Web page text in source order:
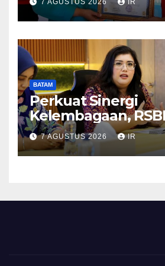
BATAM
Perkuat Sinergi
Kelembagaan,
dan BPOM
Pelayanan dan
Obat Aman
7 AGUSTUS 2026 IR